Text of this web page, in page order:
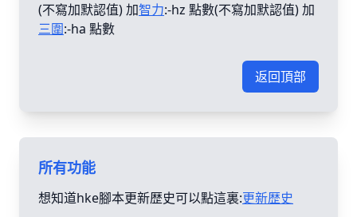
(不寫加默認值) 加智力:-hz 點數(不寫加默認值) 加
三圍:-ha 點數
返回頂部
所有功能
想知道hke腳本更新歴史可以點這裏:更新歴史